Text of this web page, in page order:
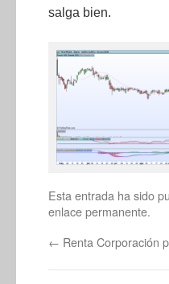
salga bien.
Esta entrada ha sido
enlace permanente.
← Renta Corporación